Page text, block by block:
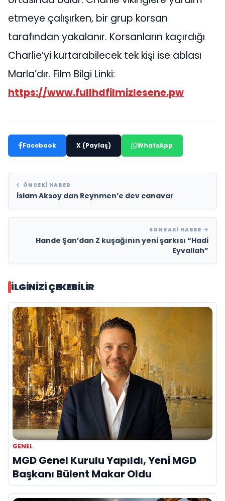
etmeye çalışırken, bir grup korsan
tarafından yakalanır. Korsanların kaçırdığı
Charlie’yi kurtarabilecek tek kişi ise ablası
Marla’dır. Film Bilgi Linki:
https://www.fullhdfilmizlesene.pw
Facebook X (Paylaş) WhatsApp
ÖNCEKI HABER
İslam Aksoy dan Reynmen’e dev canavar
SONRAKI HABER
Hande Şan’dan Z kuşağının yeni şarkısı “Hadi
Eyvallah”
İLGINIZI ÇEKEBILIR
GENEL
MGD Genel Kurulu Yapıldı, Yeni MGD
Başkanı Bülent Makar Oldu